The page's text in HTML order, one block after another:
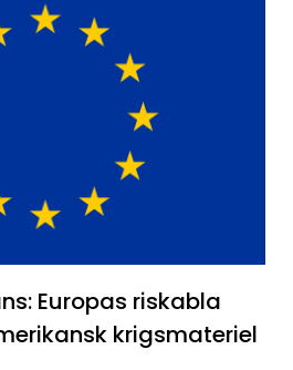
Europas riskabla
krigsmateriel